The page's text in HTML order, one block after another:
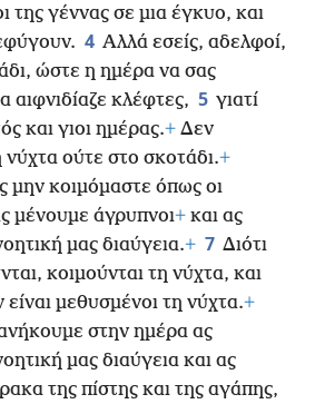
της γέννας σε μια έγκυο, και
4 Αλλά εσείς, αδελφοί,
ώστε η ημέρα να σας
αιφνιδίαζε κλέφτες, 5 γιατί
και γιοι ημέρας.+ Δεν
ούτε στο σκοτάδι.+
μην κοιμόμαστε όπως οι
μένουμε άγρυπνοι+ και ας
μας διαύγεια.+ 7 Διότι
κοιμούνται τη νύχτα, και
μεθυσμένοι τη νύχτα.+
στην ημέρα ας
μας διαύγεια και ας
της πίστης και της αγάπης,